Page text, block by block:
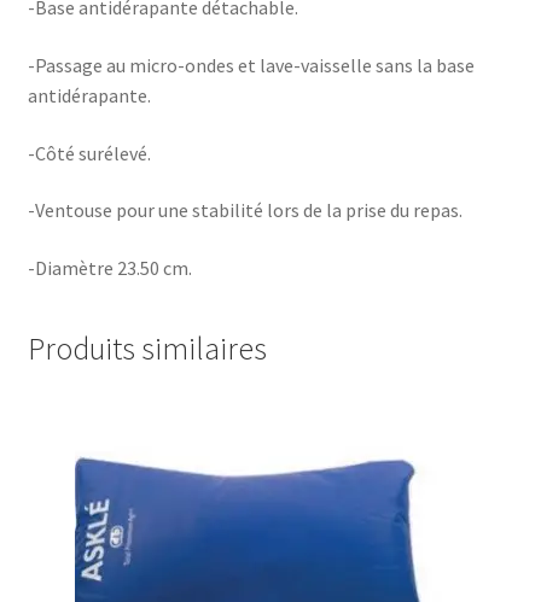
-Base antidérapante détachable.
-Passage au micro-ondes et lave-vaisselle sans la base
antidérapante.
-Côté surélevé.
-Ventouse pour une stabilité lors de la prise du repas.
-Diamètre 23.50 cm.
Produits similaires